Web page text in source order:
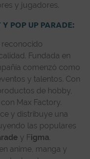
y jugadores.
POP UP PARADE:
reconocido
Fundada en
comenzó como
y talentos. Con
de hobby,
Max Factory.
y distribuye una
las populares
y Figma.
anime, manga y